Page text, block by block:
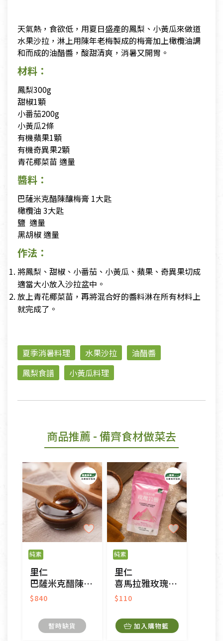
天氣熱，食欲低，用夏日盛產的鳳梨、小黃瓜來做道
水果沙拉，淋上用陳年老梅製成的梅膏加上橄欖油調
和而成的油醋醬，酸甜清爽，消暑又開胃。
材料：
鳳梨300g
甜椒1顆
小番茄200g
小黃瓜2條
有機蘋果1顆
有機奇異果2顆
青花椰菜苗 適量
醬料：
巴薩米克醋陳釀梅膏 1大匙
橄欖油 3大匙
鹽 適量
黑胡椒 適量
作法：
將鳳梨、甜椒、小番茄、小黃瓜、蘋果、奇異果切成
適當大小放入沙拉盆中。
放上青花椰菜苗，再將混合好的醬料淋在所有材料上
就完成了。
夏季消暑料理 水果沙拉
油醋醬
鳳梨食譜
小黃瓜料理
商品推薦 - 備齊食材做菜去
純素
里仁
巴薩米克醋陳釀梅膏
$840
暫時缺貨
純素
里仁
喜馬拉雅玫瑰岩鹽
$110
加入購物籃